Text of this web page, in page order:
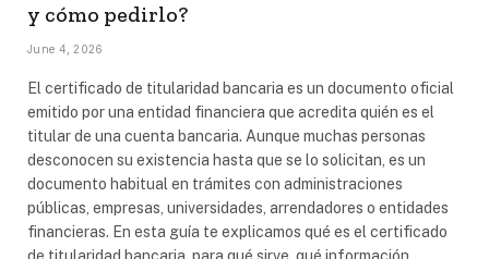
y cómo pedirlo?
June 4, 2026
El certificado de titularidad bancaria es un documento oficial
emitido por una entidad financiera que acredita quién es el
titular de una cuenta bancaria. Aunque muchas personas
desconocen su existencia hasta que se lo solicitan, es un
documento habitual en trámites con administraciones
públicas, empresas, universidades, arrendadores o entidades
financieras. En esta guía te explicamos qué es el certificado